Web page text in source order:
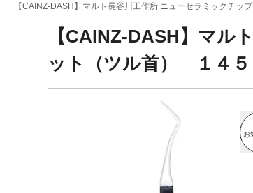
【CAINZ-DASH】マルト長谷川工作所 ニューセラミックチ
【CAINZ-DASH】マル
ット（ツル首） １４５